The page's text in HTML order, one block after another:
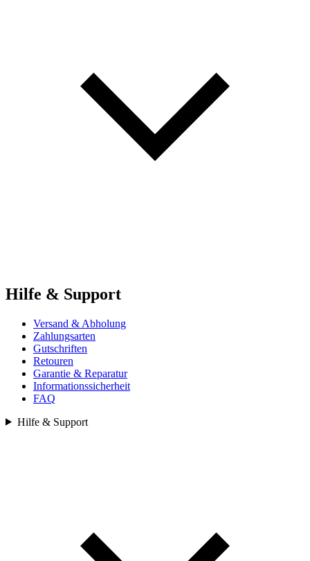
Hilfe & Support
Versand & Abholung
Zahlungsarten
Gutschriften
Retouren
Garantie & Reparatur
Informationssicherheit
FAQ
Hilfe & Support